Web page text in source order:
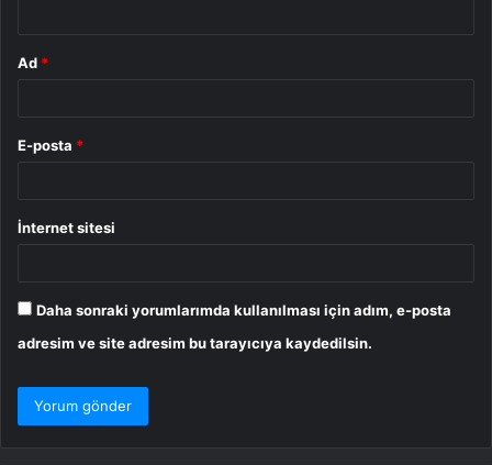
Ad *
E-posta *
İnternet sitesi
Daha sonraki yorumlarımda kullanılması için adım, e-posta
adresim ve site adresim bu tarayıcıya kaydedilsin.